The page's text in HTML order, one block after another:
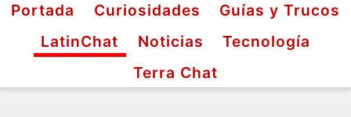
Portada Curiosidades
Guías y Trucos
LatinChat
Noticias
Tecnología
Terra Chat